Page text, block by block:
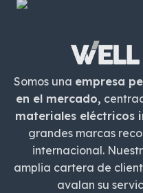
Somos una empresa
en el mercado,
materiales eléctricos
grandes marcas
internacional.
amplia cartera de
avalan su